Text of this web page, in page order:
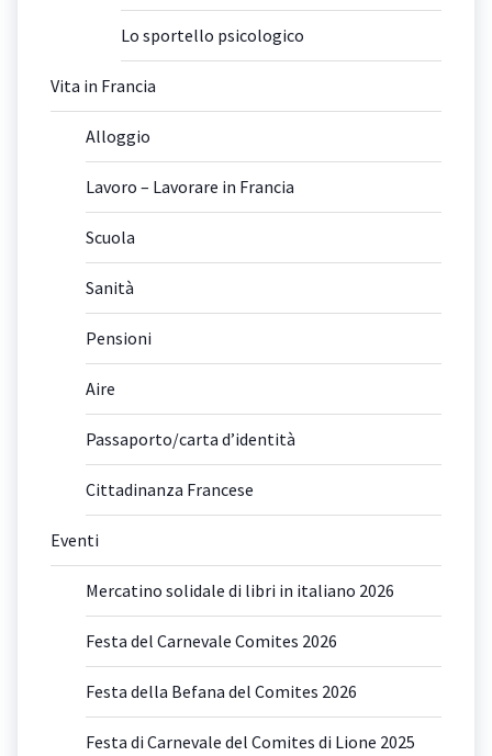
Lo sportello psicologico
Vita in Francia
Alloggio
Lavoro – Lavorare in Francia
Scuola
Sanità
Pensioni
Aire
Passaporto/carta d’identità
Cittadinanza Francese
Eventi
Mercatino solidale di libri in italiano 2026
Festa del Carnevale Comites 2026
Festa della Befana del Comites 2026
Festa di Carnevale del Comites di Lione 2025